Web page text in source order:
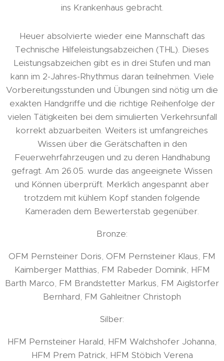
ins Krankenhaus gebracht.
Heuer absolvierte wieder eine Mannschaft das
Technische Hilfeleistungsabzeichen (THL). Dieses
Leistungsabzeichen gibt es in drei Stufen und man
kann im 2-Jahres-Rhythmus daran teilnehmen. Viele
Vorbereitungsstunden und Übungen sind nötig um die
exakten Handgriffe und die richtige Reihenfolge der
vielen Tätigkeiten bei dem simulierten Verkehrsunfall
korrekt abzuarbeiten. Weiters ist umfangreiches
Wissen über die Gerätschaften in den
Feuerwehrfahrzeugen und zu deren Handhabung
gefragt. Am 26.05. wurde das angeeignete Wissen
und Können überprüft. Merklich angespannt aber
trotzdem mit kühlem Kopf standen folgende
Kameraden dem Bewerterstab gegenüber.
Bronze:
OFM Pernsteiner Doris, OFM Pernsteiner Klaus, FM
Kaimberger Matthias, FM Rabeder Dominik, HFM
Barth Marco, FM Brandstetter Markus, FM Aiglstorfer
Bernhard, FM Gahleitner Christoph
Silber:
HFM Pernsteiner Harald, HFM Walchshofer Johanna,
HFM Prem Patrick, HFM Stöbich Verena